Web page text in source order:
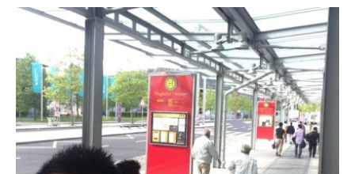
●再エネ法について
●太陽光発電のリスク・デメリット
▲ご注意ください！詐欺事例紹介
●運用ノウハウ
●金融対策・資金調達
●太陽光発電所経営
●施工会社
●分譲
●自作キット
セミナー動画販売
太陽光発電ムラオフライン活動「しげる会」
架台販売
フェンス
防草シート
業務委託
分譲紹介・販売
お問い合わせ総合窓口
特定商取引法に基づく表記
プライバシーポリシー
FACEBOOKページ
FACEBOOKグループ
このサイトの使い方
太陽光発電ムラの目指すこと
太陽光発電ムラ・ポータルへ